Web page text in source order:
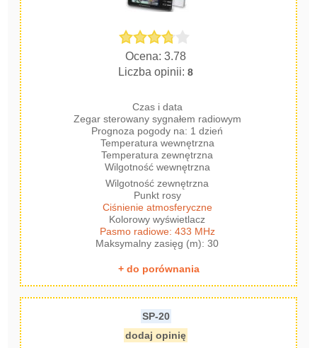
Ocena: 3.78
Liczba opinii:8
Czas i data
Zegar sterowany sygnałem radiowym
Prognoza pogody na: 1 dzień
Temperatura wewnętrzna
Temperatura zewnętrzna
Wilgotność wewnętrzna
Wilgotność zewnętrzna
Punkt rosy
Ciśnienie atmosferyczne
Kolorowy wyświetlacz
Pasmo radiowe: 433 MHz
Maksymalny zasięg (m): 30
+ do porównania
SP-20
dodaj opinię